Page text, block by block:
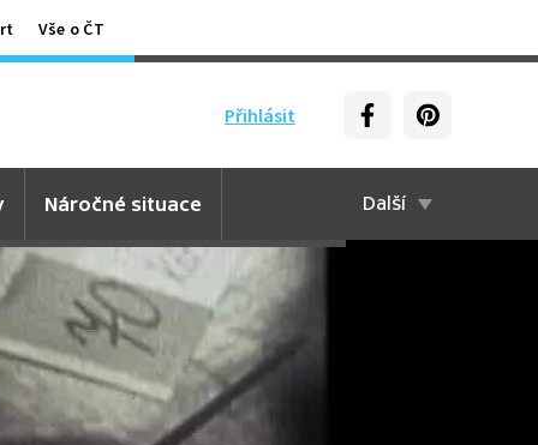
Vše o ČT
Přihlásit
Náročné situace Další